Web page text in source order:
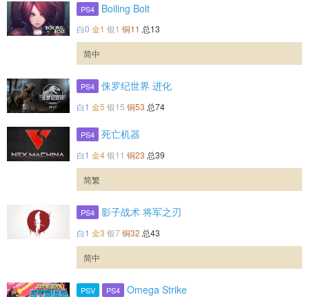
PS4 Boiling Bolt
白0 金1 银1 铜11 总13
简中
PS4 侏罗纪世界 进化
白1 金5 银15 铜53 总74
PS4 死亡机器
白1 金4银11 铜23 总39
简繁
PS4 影子战术 将军之刃
白1 金3 银7 铜32 总43
简中
PSV PS4 Omega Strike